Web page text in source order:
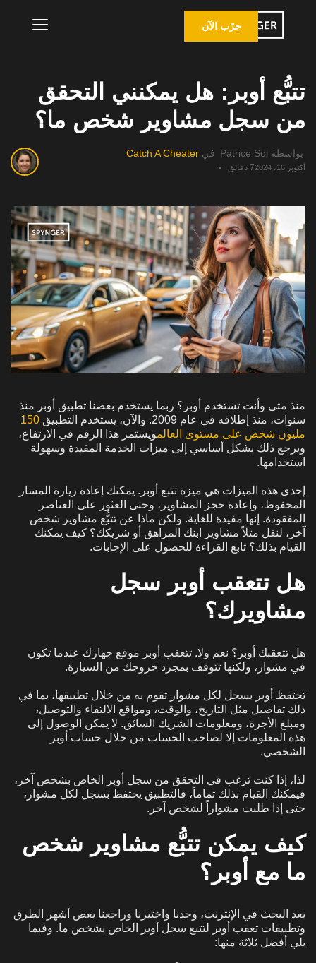
جرّب الآن
تتبُّع أوبر: هل يمكنني التحقق
من سجل مشاوير شخص ما؟
بواسطة Patrice Sol في Catch A Cheater
أكتوبر 16، 2024 7 دقائق
منذ متى وأنت تستخدم أوبر؟ ربما يستخدم بعضنا تطبيق أوبر منذ
سنوات، منذ إطلاقه في عام 2009. والآن، يستخدم التطبيق
150
مليون شخص على مستوى العالمويستمر هذا الرقم في الارتفاع،
ويرجع ذلك بشكل أساسي إلى ميزات الخدمة المفيدة وسهولة
استخدامها.
إحدى هذه الميزات هي ميزة تتبع أوبر. يمكنك إعادة زيارة المسار
المحفوظ، وإعادة حجز المشاوير، وحتى العثور على العناصر
المفقودة. إنها مفيدة للغاية. ولكن ماذا عن تتبُّع مشاوير شخص
آخر، لنقل مثلاً مشاوير ابنك المراهق أو شريكك؟ كيف يمكنك
القيام بذلك؟ تابع القراءة للحصول على الإجابات.
هل تتعقب أوبر سجل
مشاويرك؟
هل تتعقبك أوبر؟ نعم ولا. تتعقب أوبر موقع جهازك عندما تكون
في مشوار، ولكنها تتوقف بمجرد خروجك من السيارة.
تحتفظ أوبر بسجل لكل مشوار تقوم به من خلال تطبيقها، بما في
ذلك تفاصيل مثل التاريخ، والوقت، ومواقع الالتقاء والتوصيل،
ومبلغ الأجرة، ومعلومات الشريك السائق. لا يمكن الوصول إلى
هذه المعلومات إلا لصاحب الحساب من خلال حساب أوبر
الشخصي.
لذا، إذا كنت ترغب في التحقق من سجل أوبر الخاص بشخص آخر،
فيمكنك القيام بذلك تماماً، فالتطبيق يحتفظ بسجل لكل مشوار،
حتى إذا طلبت مشواراً لشخص آخر.
كيف يمكن تتبُّع مشاوير شخص
ما مع أوبر؟
بعد البحث في الإنترنت، وجدنا واختبرنا وراجعنا بعض أشهر الطرق
وتطبيقات تعقب أوبر لتتبع سجل أوبر الخاص بشخص ما. وفيما
يلي أفضل ثلاثة منها: